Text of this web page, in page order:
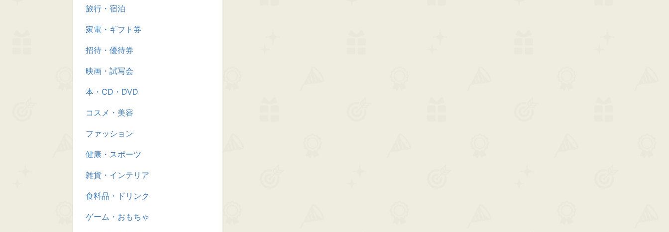
旅行・宿泊
家電・ギフト券
招待・優待券
映画・試写会
本・CD・DVD
コスメ・美容
ファッション
健康・スポーツ
雑貨・インテリア
食料品・ドリンク
ゲーム・おもちゃ